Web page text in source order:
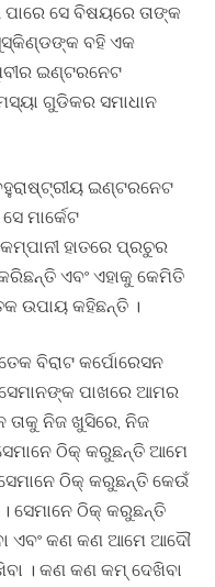
ପାରେ ସେ ବିଷୟରେ ତାଙ୍କ
ବହି ଏକ
ଇଣ୍ଟରନେଟ
ଗୁଡିକର ସମାଧାନ
ଇଣ୍ଟରନେଟ
ମାର୍କେଟ
ହାତରେ ପ୍ରଚୁର
ଏବଂ ଏହାକୁ କେମିତି
ଉପାୟ କହିଛନ୍ତି ।
ବିରାଟ କର୍ପୋରେସନ
ପାଖରେ ଆମର
ତାକୁ ନିଜ ଖୁସିରେ, ନିଜ
ଠିକ୍ କରୁଛନ୍ତି ଆମେ
ଠିକ୍ କରୁଛନ୍ତି କେଉଁ
ସେମାନେ ଠିକ୍ କରୁଛନ୍ତି
ଏବଂ କଣ କଣ ଆମେ ଆଦୌ
। କଣ କଣ କମ୍ ଦେଖିବା